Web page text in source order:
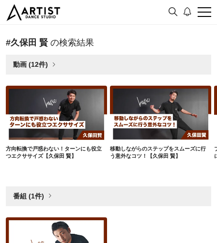
#久保田 賢 の検索結果
動画 (12件)
方向転換で戸惑わない！ターンにも役立
つエクササイズ【久保田 賢】
移動しながらのステップをスムーズに行
う意外なコツ！【久保田 賢】
番組 (1件)